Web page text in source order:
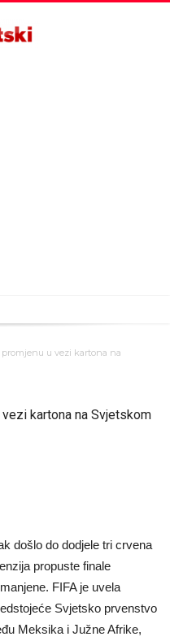
nepripremljenosti
INTERNET: Poznati teškaš
protiv šestorice (Video)
Ispucana lopta izazvala
u vezi kartona na
kartona na Svjetskom
došlo do dodjele tri crvena
propuste finale
FIFA je uvela
Svjetsko prvenstvo
Meksika i Južne Afrike,